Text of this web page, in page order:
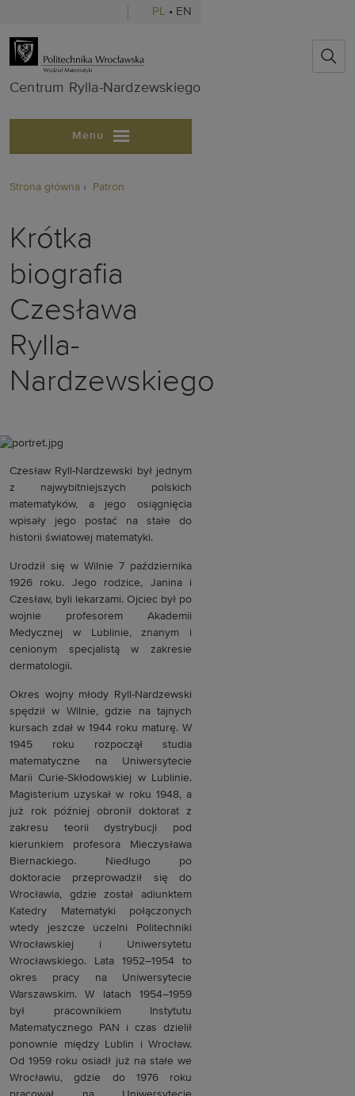
PL • EN
Centrum
Centrum Rylla-Nardzewskiego
Menu
Strona główna Patron
Krótka
biografia
Czesława
Rylla-
Nardzewskiego
Czesław Ryll-Nardzewski był jednym
z najwybitniejszych polskich
matematyków, a jego osiągnięcia
wpisały jego postać na stałe do
historii światowej matematyki.
Urodził się w Wilnie 7 października
1926 roku. Jego rodzice, Janina i
Czesław, byli lekarzami. Ojciec był po
wojnie profesorem Akademii
Medycznej w Lublinie, znanym i
cenionym specjalistą w zakresie
dermatologii.
Okres wojny młody Ryll-Nardzewski
spędził w Wilnie, gdzie na tajnych
kursach zdał w 1944 roku maturę. W
1945 roku rozpoczął studia
matematyczne na Uniwersytecie
Marii Curie-Skłodowskiej w Lublinie.
Magisterium uzyskał w roku 1948, a
już rok później obronił doktorat z
zakresu teorii dystrybucji pod
kierunkiem profesora Mieczysława
Biernackiego. Niedługo po
doktoracie przeprowadził się do
Wrocławia, gdzie został adiunktem
Katedry Matematyki połączonych
wtedy jeszcze uczelni Politechniki
Wrocławskiej i Uniwersytetu
Wrocławskiego. Lata 1952–1954 to
okres pracy na Uniwersytecie
Warszawskim. W latach 1954–1959
był pracownikiem Instytutu
Matematycznego PAN i czas dzielił
ponownie między Lublin i Wrocław.
Od 1959 roku osiadł już na stałe we
Wrocławiu, gdzie do 1976 roku